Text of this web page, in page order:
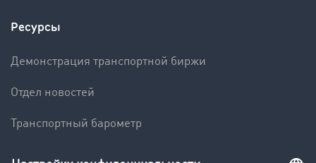
Ресурсы
Демонстрация транспортной биржи
Отдел новостей
Транспортный барометр